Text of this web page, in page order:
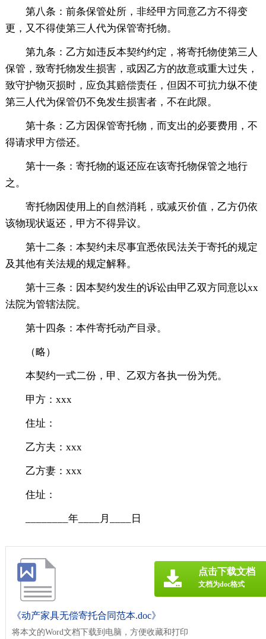
第八条：前条保管处所，非经甲方同意乙方不得变
更，又不得使第三人代为保管寄托物。
第九条：乙方如违反本契约约定，将寄托物使第三人
保管，致寄托物发生损害，或因乙方的故意或重大过失，
致守护物灭损时，应负其赔偿责任，但因不可抗力纵不使
第三人代为保管仍不免发生损害者，不在此限。
第十条：乙方因保管寄托物，而支出的必要费用，不
得请求甲方偿还。
第十一条：寄托物的返还应在该寄托物保管之地行
之。
寄托物因使用上的自然消耗，或减灭价值，乙方仍依
该物现状返还，甲方不得异议。
第十二条：本契约未尽事宜悉依民法关于寄托的规定
及其他有关法规的规定解释。
第十三条：因本契约发生的诉讼由甲乙双方同意以xx
法院为管辖法院。
第十四条：本件寄托动产目录。
（略）
本契约一式二份，甲、乙双方各执一份为凭。
甲方：xxx
住址：
乙方夫：xxx
乙方妻：xxx
住址：
________年____月____日
《动产家具无偿寄托合同范本.doc》
将本文的Word文档下载到电脑，方便收藏和打印
点击下载文档
文档为doc格式